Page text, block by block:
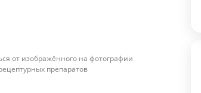
от изображённого на фотографии
препаратов